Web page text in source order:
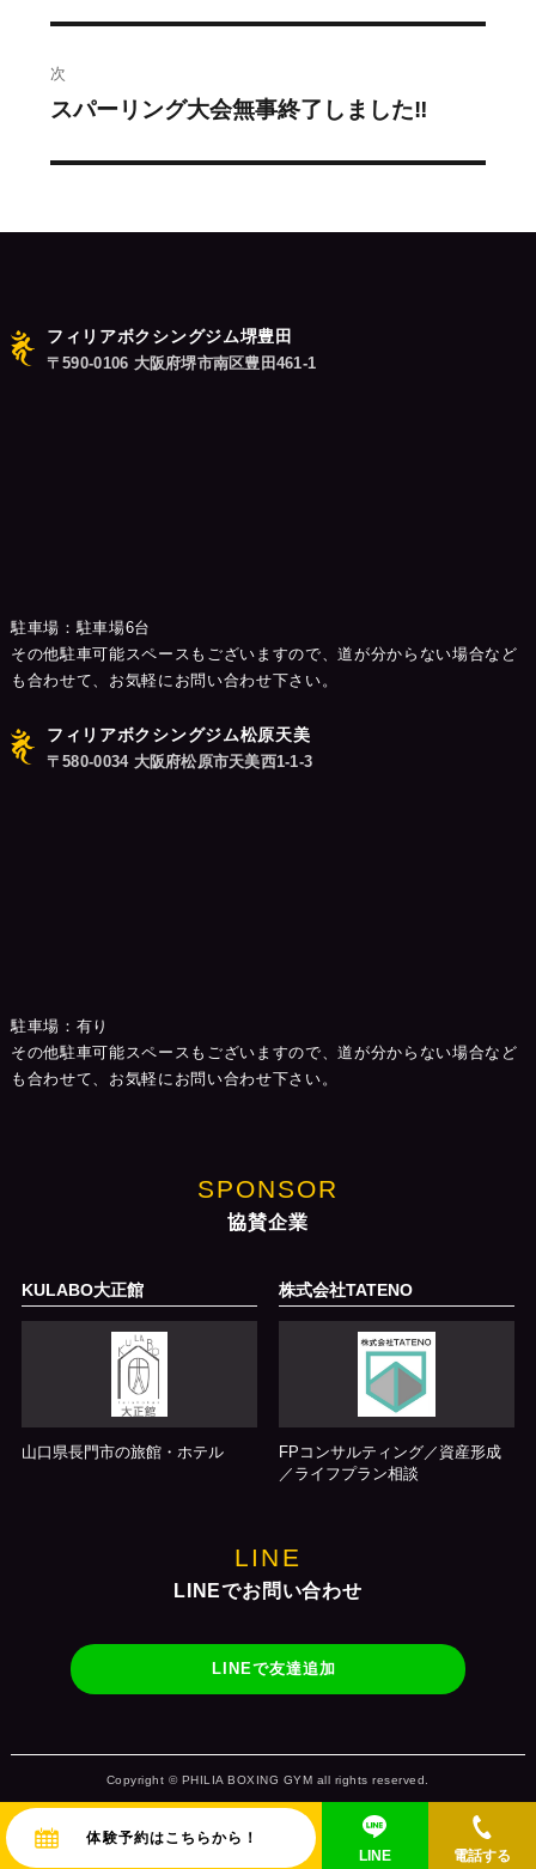
ビ
ゲ
ー
ョ
稿:
次
次
スパーリング大会無事終了しました‼️
フィリアボクシングジム堺豊田
〒590-0106 大阪府堺市南区豊田461-1
駐車場：駐車場6台
その他駐車可能スペースもございますので、道が分からない場合など
も合わせて、お気軽にお問い合わせ下さい。
フィリアボクシングジム松原天美
〒580-0034 大阪府松原市天美西1-1-3
駐車場：有り
その他駐車可能スペースもございますので、道が分からない場合など
も合わせて、お気軽にお問い合わせ下さい。
SPONSOR
協賛企業
KULABO大正館
山口県長門市の旅館・ホテル
株式会社TATENO
FPコンサルティング／資産形成
／ライフプラン相談
LINE
LINEでお問い合わせ
LINEで友達追加
Copyright © PHILIA BOXING GYM all rights reserved.
体験予約はこちらから！
LINE
電話する